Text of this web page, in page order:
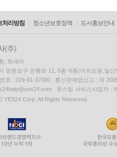
처리방침 청소년보호정책 도서홍보안내
, 최세라
영등포구 은행로 11, 5층~6층(여의도동,일신
호 : 229-81-37000 통신판매업신고 : 제
호스팅 서비스사업자 :
YES24 Corp. All Rights Reserved.